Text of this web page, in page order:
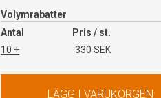
Volymrabatter
Antal
Pris / st.
10 +
330 SEK